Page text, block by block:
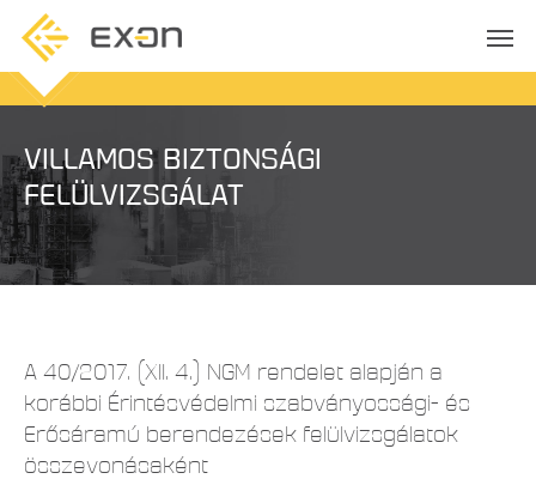
VILLAMOS BIZTONSÁGI
FELÜLVIZSGÁLAT
A 40/2017. (XII. 4.) NGM rendelet alapján a
korábbi Érintésvédelmi szabványossági- és
Erősáramú berendezések felülvizsgálatok
összevonásaként